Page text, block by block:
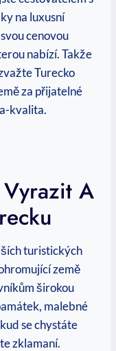
na luxusní
cenovou
nabízí. Takže
Turecko
za přijatelné
kvalita.
A
turistických
země
širokou
malebné
se chystáte
zklamaní.